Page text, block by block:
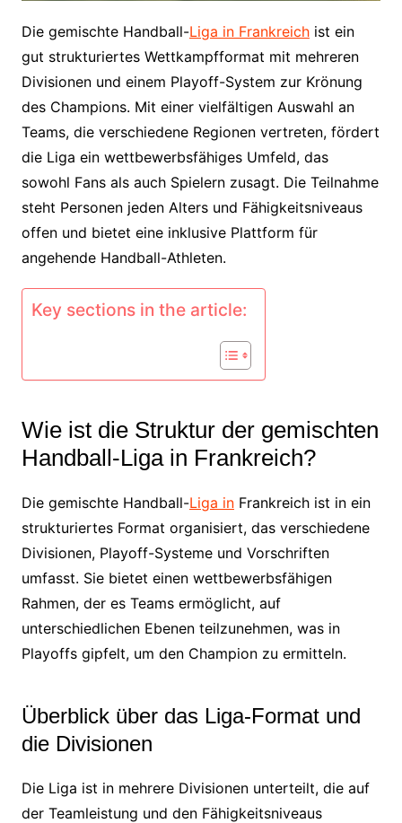
Die gemischte Handball-Liga in Frankreichist ein
gut strukturiertes Wettkampfformat mit mehreren
Divisionen und einem Playoff-System zur Krönung
des Champions. Mit einer vielfältigen Auswahl an
Teams, die verschiedene Regionen vertreten, fördert
die Liga ein wettbewerbsfähiges Umfeld, das
sowohl Fans als auch Spielern zusagt. Die Teilnahme
steht Personen jeden Alters und Fähigkeitsniveaus
offen und bietet eine inklusive Plattform für
angehende Handball-Athleten.
Key sections in the article:
Wie ist die Struktur der gemischten
Handball-Liga in Frankreich?
Die gemischte Handball-Liga inFrankreich ist in ein
strukturiertes Format organisiert, das verschiedene
Divisionen, Playoff-Systeme und Vorschriften
umfasst. Sie bietet einen wettbewerbsfähigen
Rahmen, der es Teams ermöglicht, auf
unterschiedlichen Ebenen teilzunehmen, was in
Playoffs gipfelt, um den Champion zu ermitteln.
Überblick über das Liga-Format und
die Divisionen
Die Liga ist in mehrere Divisionen unterteilt, die auf
der Teamleistung und den Fähigkeitsniveaus